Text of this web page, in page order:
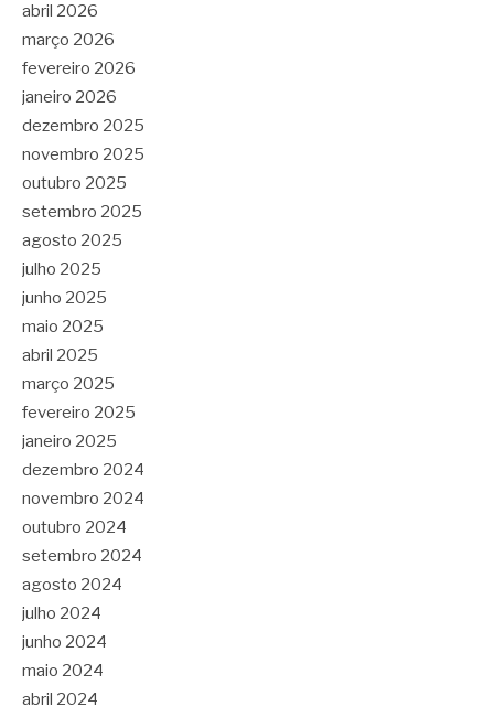
abril 2026
março 2026
fevereiro 2026
janeiro 2026
dezembro 2025
novembro 2025
outubro 2025
setembro 2025
agosto 2025
julho 2025
junho 2025
maio 2025
abril 2025
março 2025
fevereiro 2025
janeiro 2025
dezembro 2024
novembro 2024
outubro 2024
setembro 2024
agosto 2024
julho 2024
junho 2024
maio 2024
abril 2024